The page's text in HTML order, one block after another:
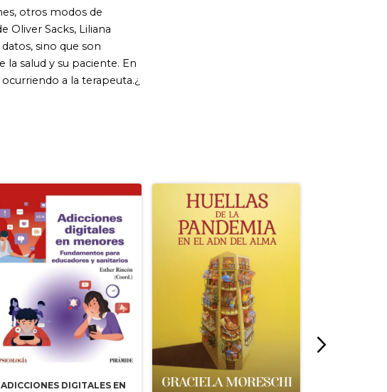
ADICCIONES DIGITALES EN